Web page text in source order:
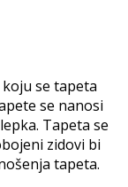
koju se tapeta
se nanosi
Tapeta se
zidovi bi
tapeta.